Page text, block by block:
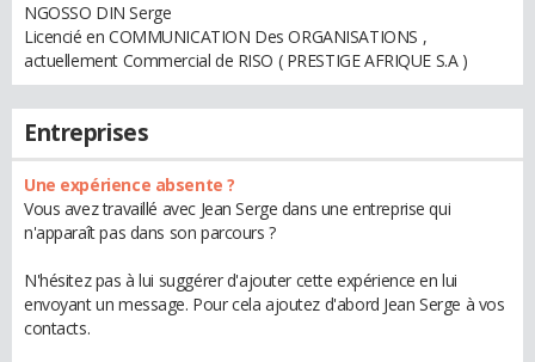
NGOSSO DIN Serge
Licencié en COMMUNICATION Des ORGANISATIONS ,
actuellement Commercial de RISO ( PRESTIGE AFRIQUE S.A )
Entreprises
Une expérience absente ?
Vous avez travaillé avec Jean Serge dans une entreprise qui
n'apparaît pas dans son parcours ?
N'hésitez pas à lui suggérer d'ajouter cette expérience en lui
envoyant un message. Pour cela ajoutez d'abord Jean Serge à vos
contacts.